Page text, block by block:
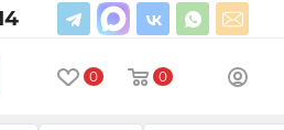
0 0